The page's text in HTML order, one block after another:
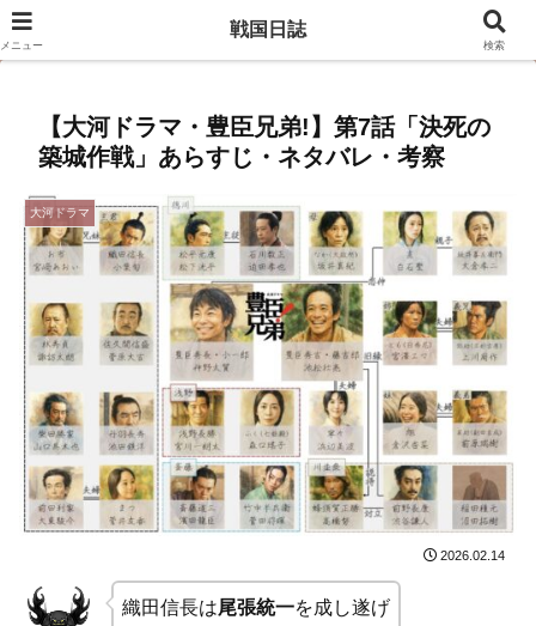
豊臣兄弟のキャスト相関図はこちら
【大河ドラマ・豊臣兄弟!】第7話「決死の
築城作戦」あらすじ・ネタバレ・考察
大河ドラマ
2026.02.14
織田信長は尾張統一を成し遂げ
メニュー
戦国日誌
検索